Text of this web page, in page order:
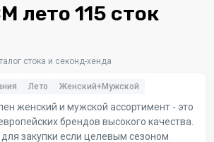
лето 115 сток
стока и секонд-хенда
Лето Женский+Мужской
женский и мужской ассортимент - это
брендов высокого качества.
закупки если целевым сезоном